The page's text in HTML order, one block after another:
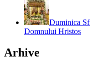
Duminica
Domnului Hristos
Arhive